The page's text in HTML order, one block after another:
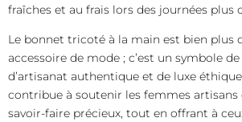
fraîches et au frais lors des journées plus
Le bonnet tricoté à la main est bien plus
accessoire de mode ; c’est un symbole
d’artisanat authentique et de luxe
contribue à soutenir les femmes artisans
savoir-faire précieux, tout en offrant à